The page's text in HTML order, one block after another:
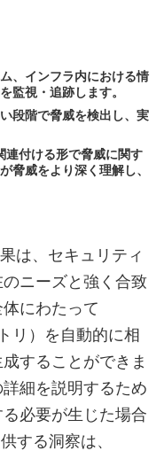
、インフラ内における情
監視・追跡します。
段階で脅威を検出し、実
付ける形で脅威に関す
脅威をより深く理解し、
は、セキュリティ
ニーズと強く合致
にわたって
リ）を自動的に相
することができま
細を説明するため
必要が生じた場合
する洞察は、